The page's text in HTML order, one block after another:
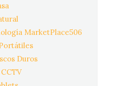
MarketPlace506
Duros
CCTV